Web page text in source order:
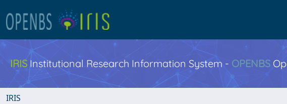
IRIS Institutional Research Information System - OPENBS
IRIS